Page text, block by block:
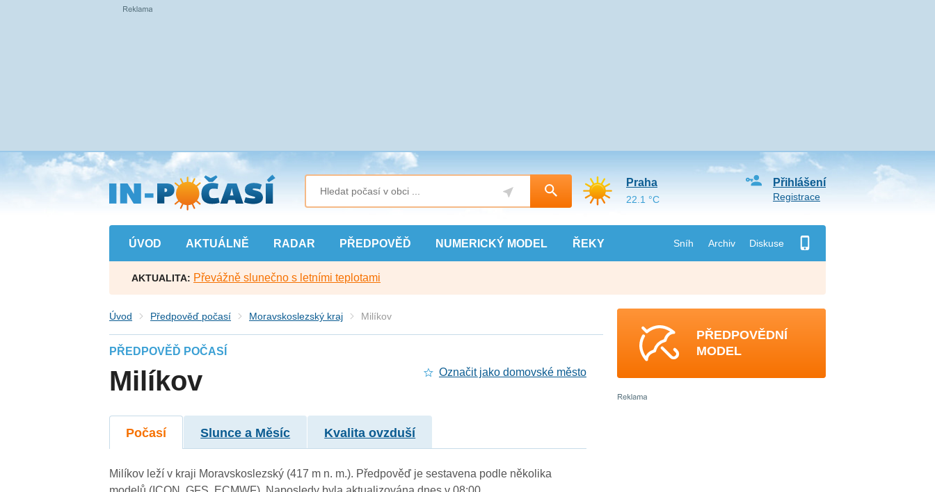
Přejít
na
hlavní
obsah
ÚVOD AKTUÁLNĚ RADAR PŘEDPOVĚĎ NUMERICKÝ MODEL ŘEKY Sníh Archiv Diskuse
Přihlášení
Registrace
Praha
22.1 °C
AKTUALITA: Převážně slunečno s letními teplotami
Úvod Předpověď počasí Moravskoslezský kraj Milíkov
PŘEDPOVĚĎ POČASÍ
Milíkov Označit jako domovské město
Počasí Slunce a Měsíc Kvalita ovzduší
Milíkov leží v kraji Moravskoslezský (417 m n. m.). Předpověď je sestavena podle několika
PŘEDPOVĚDNÍ
MODEL